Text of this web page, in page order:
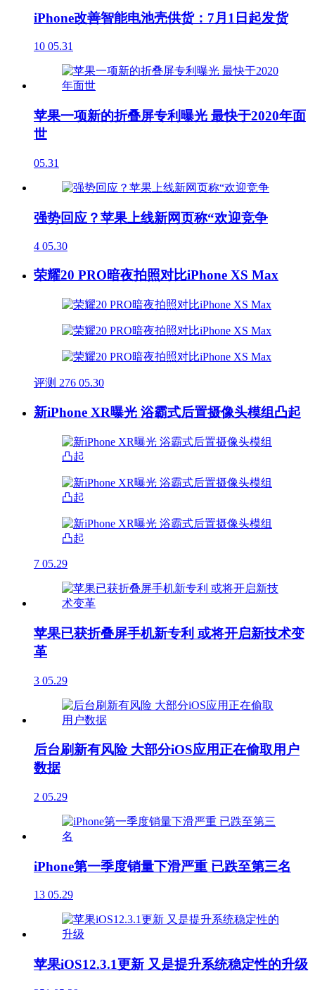
iPhone改善智能电池壳供货：7月1日起发货
10 05.31
苹果一项新的折叠屏专利曝光 最快于2020年面
世
05.31
强势回应？苹果上线新网页称“欢迎竞争
4 05.30
荣耀20 PRO暗夜拍照对比iPhone XS Max
评测 276 05.30
新iPhone XR曝光 浴霸式后置摄像头模组凸起
7 05.29
苹果已获折叠屏手机新专利 或将开启新技术变
革
3 05.29
后台刷新有风险 大部分iOS应用正在偷取用户
数据
2 05.29
iPhone第一季度销量下滑严重 已跌至第三名
13 05.29
苹果iOS12.3.1更新 又是提升系统稳定性的升级